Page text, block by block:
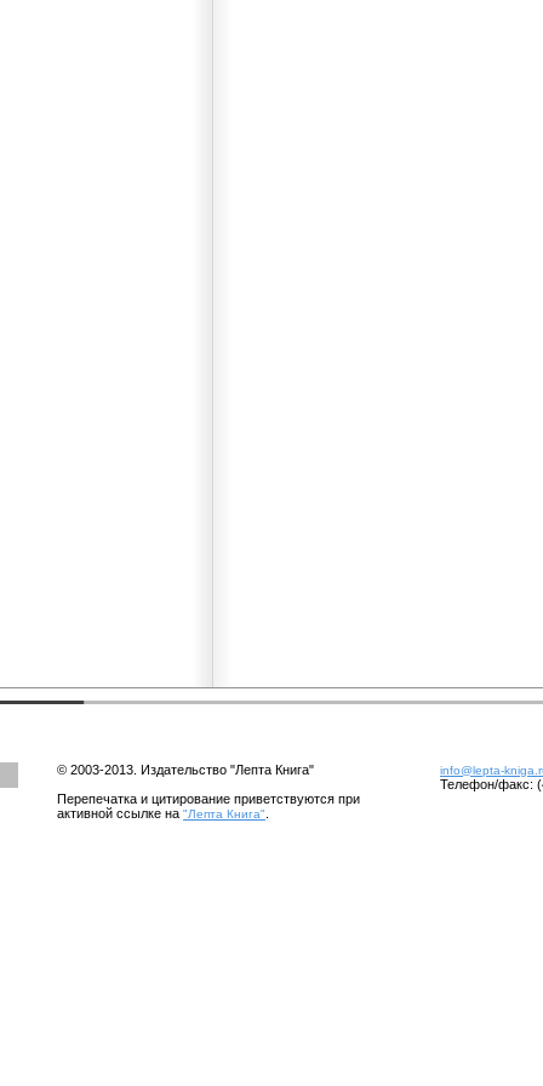
© 2003-2013. Издательство "Лепта Книга"
Перепечатка и цитирование приветствуются при
активной ссылке на "Лепта Книга"
info@lepta-
Телефон/факс: